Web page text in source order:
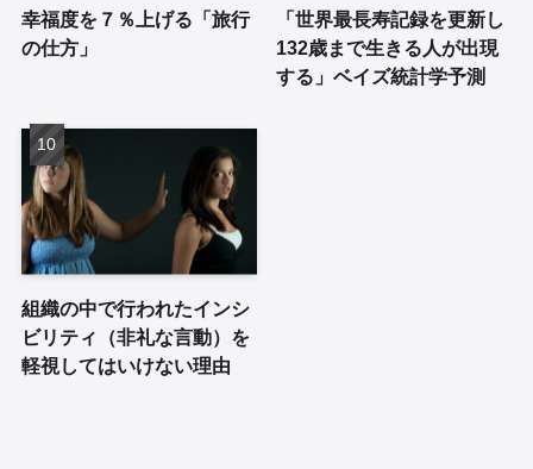
幸福度を７％上げる「旅行
の仕方」
「世界最長寿記録を更新し
132歳まで生きる人が出現
する」ベイズ統計学予測
組織の中で行われたインシ
ビリティ（非礼な言動）を
軽視してはいけない理由